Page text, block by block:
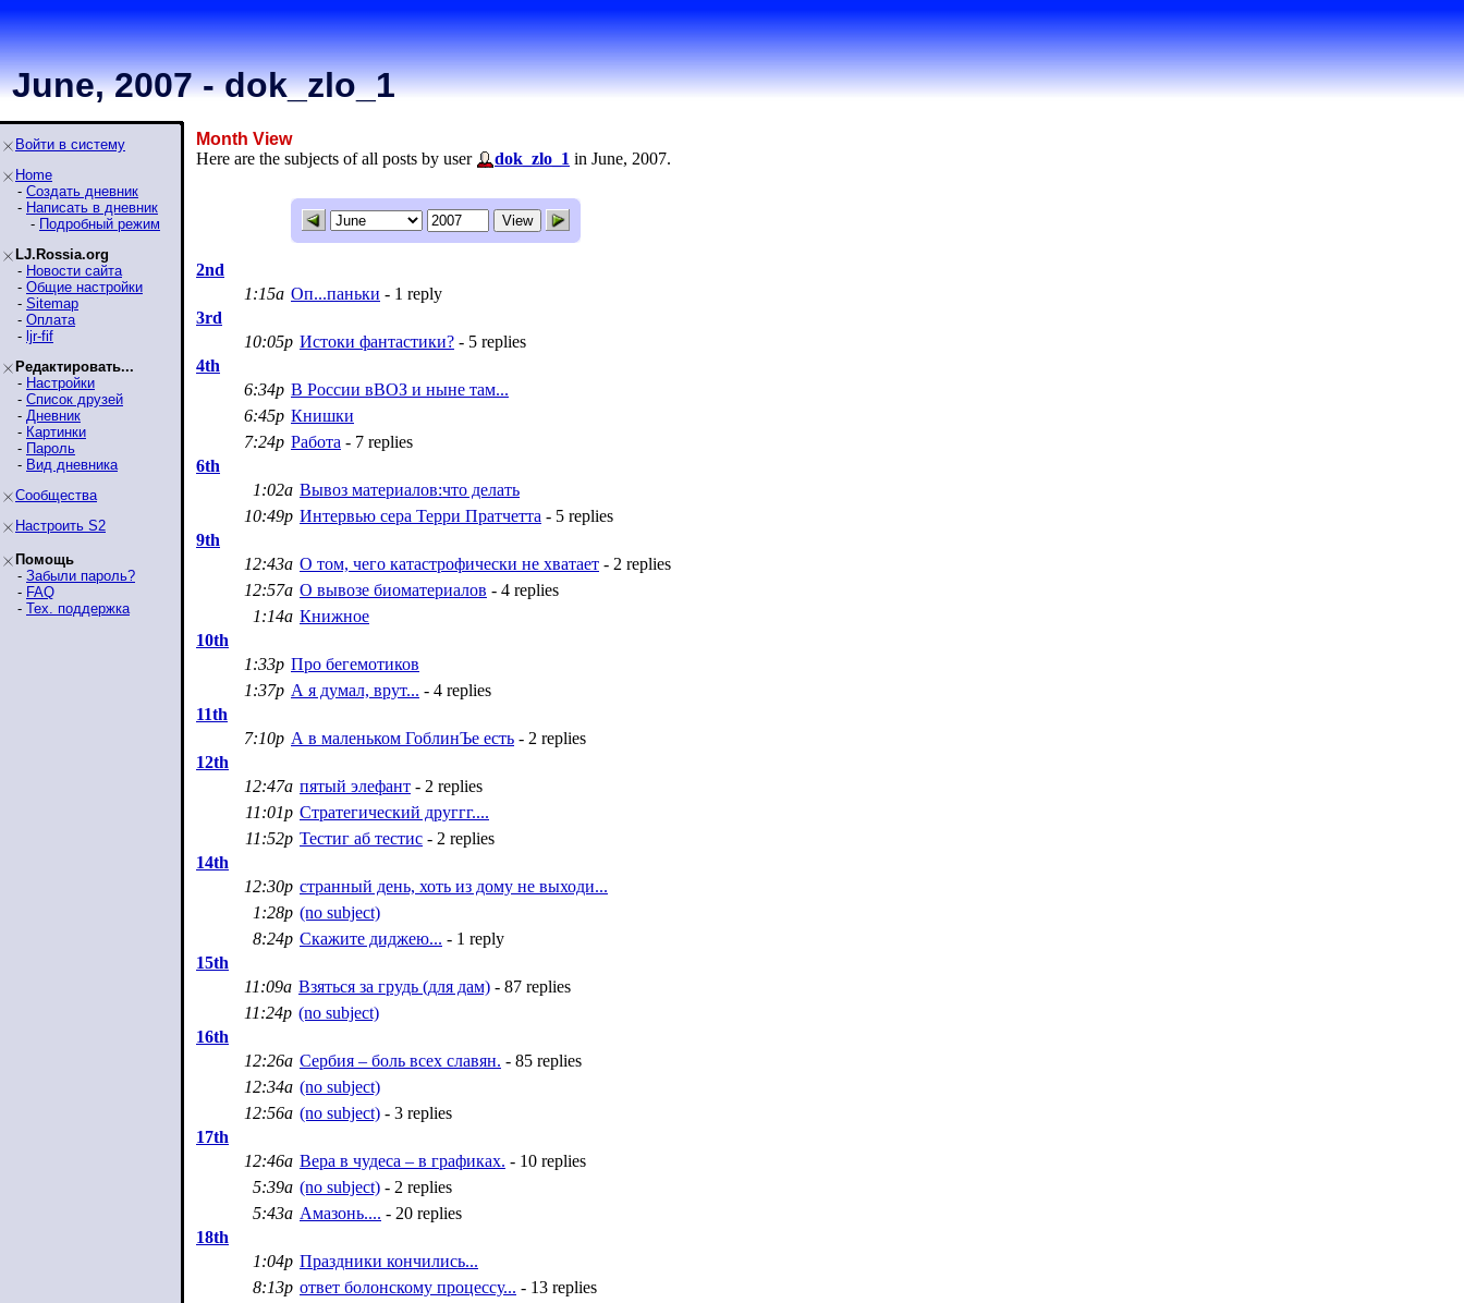
June, 2007 - dok_zlo_1
Войти в систему
Home
- Создать дневник
- Написать в дневник
- Подробный режим
LJ.Rossia.org
- Новости сайта
- Общие настройки
- Sitemap
- Оплата
- ljr-fif
Редактировать...
- Настройки
- Список друзей
- Дневник
- Картинки
- Пароль
- Вид дневника
Сообщества
Настроить S2
Помощь
- Забыли пароль?
- FAQ
- Тех. поддержка
Month View
Here are the subjects of all posts by user
dok_zlo_1 in June, 2007.
2nd
1:15a Оп...паньки - 1 reply
3rd
10:05p Истоки фантастики? - 5 replies
4th
6:34p В России вВОЗ и ныне там...
6:45p Книшки
7:24p Работа - 7 replies
6th
1:02a Вывоз материалов:что делать
10:49p Интервью сера Терри Пратчетта - 5 replies
9th
12:43a О том, чего катастрофически не хватает - 2 replies
12:57a О вывозе биоматериалов - 4 replies
1:14a Книжное
10th
1:33p Про бегемотиков
1:37p А я думал, врут... - 4 replies
11th
7:10p А в маленьком ГоблинЪе есть - 2 replies
12th
12:47a пятый элефант - 2 replies
11:01p Стратегический друггг....
11:52p Тестиг аб тестис - 2 replies
14th
12:30p странный день, хоть из дому не выходи...
1:28p (no subject)
8:24p Скажите диджею... - 1 reply
15th
11:09a Взяться за грудь (для дам) - 87 replies
11:24p (no subject)
16th
12:26a Сербия – боль всех славян. - 85 replies
12:34a (no subject)
12:56a (no subject) - 3 replies
17th
12:46a Вера в чудеса – в графиках. - 10 replies
5:39a (no subject) - 2 replies
5:43a Амазонь.... - 20 replies
18th
1:04p Праздники кончились...
8:13p ответ болонскому процессу... - 13 replies